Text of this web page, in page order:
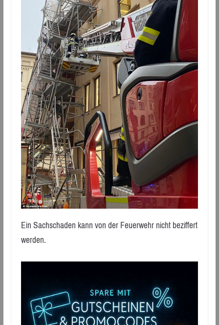
Ein Sachschaden kann von der Feuerwehr nicht beziffert
werden.